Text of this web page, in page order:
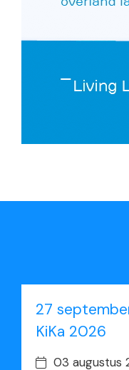
27
KiKa 2026
03 augustus